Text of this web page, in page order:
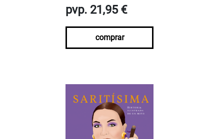
pvp. 21,95 €
comprar